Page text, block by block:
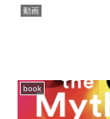
動画
book